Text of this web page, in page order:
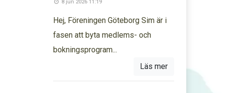
8 jun 2026 11:19
Hej, Föreningen Göteborg Sim är i
fasen att byta medlems- och
bokningsprogram...
Läs mer